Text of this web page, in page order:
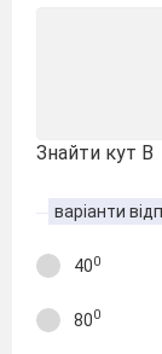
Знайти кут В
варіанти
400
800